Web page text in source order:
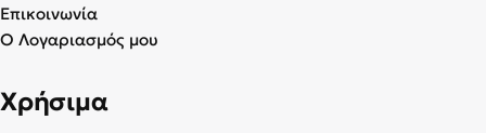
Επικοινωνία
Ο Λογαριασμός μου
Χρήσιμα